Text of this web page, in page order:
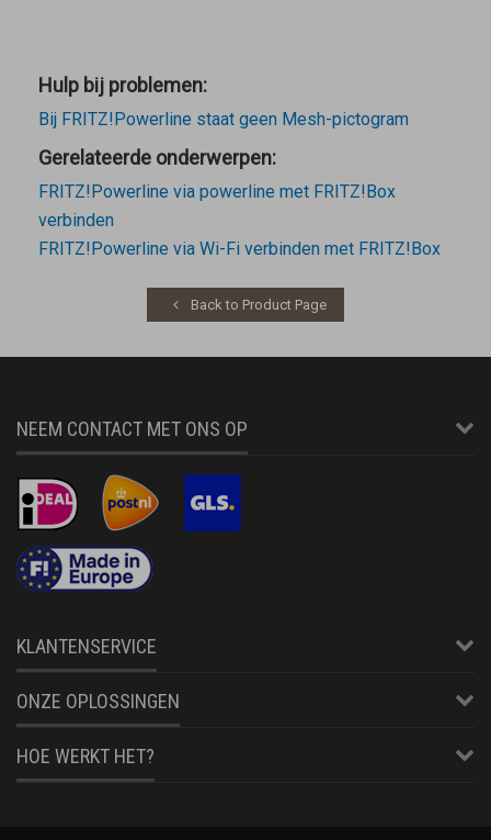
Hulp bij problemen:
Bij FRITZ!Powerline staat geen Mesh-pictogram
Gerelateerde onderwerpen:
FRITZ!Powerline via powerline met FRITZ!Box
verbinden
FRITZ!Powerline via Wi-Fi verbinden met FRITZ!Box
Back to Product Page
NEEM CONTACT MET ONS OP
KLANTENSERVICE
ONZE OPLOSSINGEN
HOE WERKT HET?